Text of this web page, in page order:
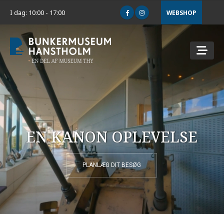
I dag: 10:00 - 17:00 WEBSHOP
EN KANON OPLEVELSE
PLANLÆG DIT BESØG